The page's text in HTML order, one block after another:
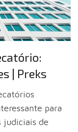
| Preks
para
judiciais de